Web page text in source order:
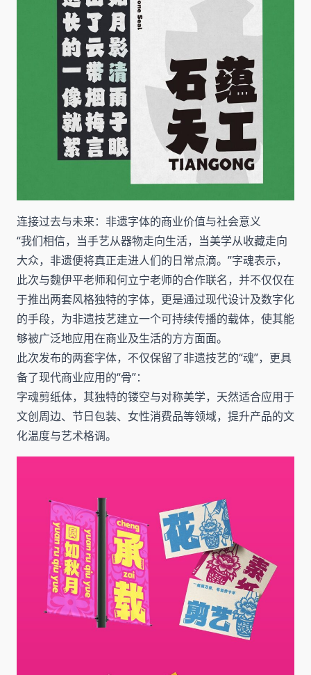
连接过去与未来：非遗字体的商业价值与社会意义
“我们相信，当手艺从器物走向生活，当美学从收藏走向
大众，非遗便将真正走进人们的日常点滴。”字魂表示，
此次与魏伊平老师和何立宁老师的合作联名，并不仅仅在
于推出两套风格独特的字体，更是通过现代设计及数字化
的手段，为非遗技艺建立一个可持续传播的载体，使其能
够被广泛地应用在商业及生活的方方面面。
此次发布的两套字体，不仅保留了非遗技艺的“魂”，更具
备了现代商业应用的“骨”：
字魂剪纸体，其独特的镂空与对称美学，天然适合应用于
文创周边、节日包装、女性消费品等领域，提升产品的文
化温度与艺术格调。